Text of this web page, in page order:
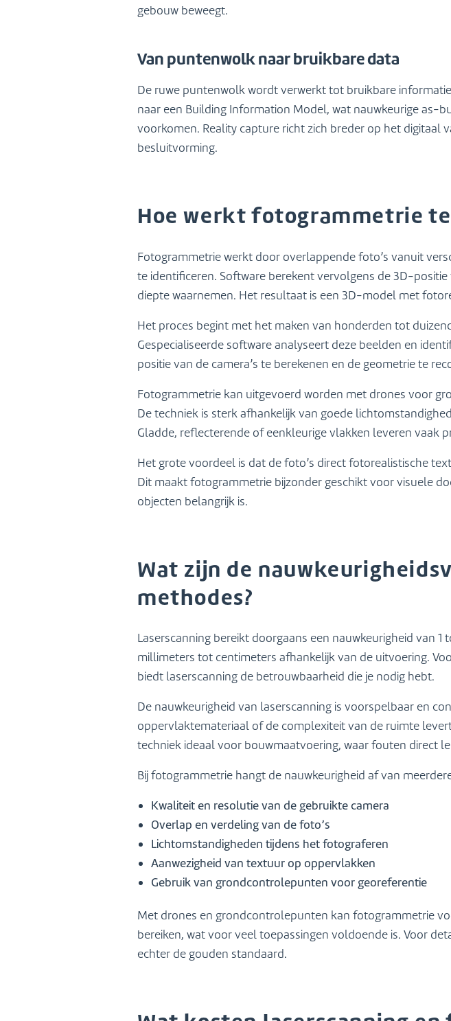
gebouw beweegt.
Van puntenwolk naar bruikbare data
De ruwe puntenwolk wordt verwerkt tot bruikbare
naar een Building Information Model, wat nauwkeurige
voorkomen. Reality capture richt zich breder op het digitaal
besluitvorming.
Hoe werkt fotogrammetrie
Fotogrammetrie werkt door overlappende foto’s vanuit
te identificeren. Software berekent vervolgens de 3D-
diepte waarnemen. Het resultaat is een 3D-model met
Het proces begint met het maken van honderden tot
Gespecialiseerde software analyseert deze beelden en
positie van de camera’s te berekenen en de geometrie te
Fotogrammetrie kan uitgevoerd worden met drones voor
De techniek is sterk afhankelijk van goede
Gladde, reflecterende of eenkleurige vlakken leveren vaak
Het grote voordeel is dat de foto’s direct fotorealistische
Dit maakt fotogrammetrie bijzonder geschikt voor visuele
objecten belangrijk is.
Wat zijn de
methodes?
Laserscanning bereikt doorgaans een nauwkeurigheid van
millimeters tot centimeters afhankelijk van de uitvoering.
biedt laserscanning de betrouwbaarheid die je nodig hebt.
De nauwkeurigheid van laserscanning is voorspelbaar en
oppervlaktemateriaal of de complexiteit van de ruimte
techniek ideaal voor bouwmaatvoering, waar fouten direct
Bij fotogrammetrie hangt de nauwkeurigheid af van
Kwaliteit en resolutie van de gebruikte camera
Overlap en verdeling van de foto’s
Lichtomstandigheden tijdens het fotograferen
Aanwezigheid van textuur op oppervlakken
Gebruik van grondcontrolepunten voor georeferentie
Met drones en grondcontrolepunten kan fotogrammetrie
bereiken, wat voor veel toepassingen voldoende is. Voor
echter de gouden standaard.